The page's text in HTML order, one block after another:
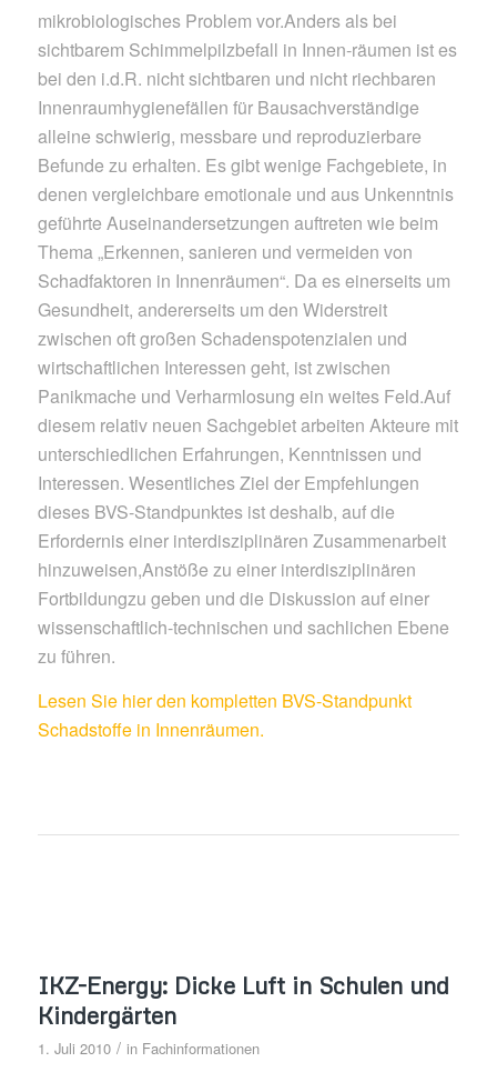
mikrobiologisches Problem vor.Anders als bei
sichtbarem Schimmelpilzbefall in Innen-räumen ist es
bei den i.d.R. nicht sichtbaren und nicht riechbaren
Innenraumhygienefällen für Bausachverständige
alleine schwierig, messbare und reproduzierbare
Befunde zu erhalten. Es gibt wenige Fachgebiete, in
denen vergleichbare emotionale und aus Unkenntnis
geführte Auseinandersetzungen auftreten wie beim
Thema „Erkennen, sanieren und vermeiden von
Schadfaktoren in Innenräumen“. Da es einerseits um
Gesundheit, andererseits um den Widerstreit
zwischen oft großen Schadenspotenzialen und
wirtschaftlichen Interessen geht, ist zwischen
Panikmache und Verharmlosung ein weites Feld.Auf
diesem relativ neuen Sachgebiet arbeiten Akteure mit
unterschiedlichen Erfahrungen, Kenntnissen und
Interessen. Wesentliches Ziel der Empfehlungen
dieses BVS-Standpunktes ist deshalb, auf die
Erfordernis einer interdisziplinären Zusammenarbeit
hinzuweisen,Anstöße zu einer interdisziplinären
Fortbildungzu geben und die Diskussion auf einer
wissenschaftlich-technischen und sachlichen Ebene
zu führen.
Lesen Sie hier den kompletten BVS-Standpunkt
Schadstoffe in Innenräumen.
IKZ-Energy: Dicke Luft in Schulen und
Kindergärten
1. Juli 2010 / in Fachinformationen